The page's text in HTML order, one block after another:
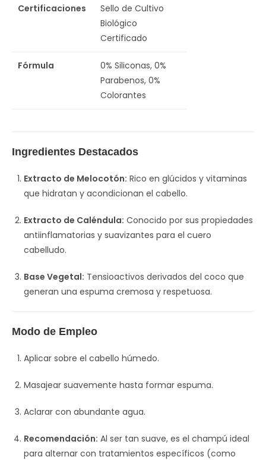
Certificaciones
Sello de Cultivo
Biológico
Certificado
Fórmula
0% Siliconas, 0%
Parabenos, 0%
Colorantes
Ingredientes Destacados
Extracto de Melocotón: Rico en glúcidos y vitaminas
que hidratan y acondicionan el cabello.
Extracto de Caléndula: Conocido por sus propiedades
antiinflamatorias y suavizantes para el cuero
cabelludo.
Base Vegetal: Tensioactivos derivados del coco que
generan una espuma cremosa y respetuosa.
Modo de Empleo
Aplicar sobre el cabello húmedo.
Masajear suavemente hasta formar espuma.
Aclarar con abundante agua.
Recomendación: Al ser tan suave, es el champú ideal
para alternar con tratamientos específicos (como